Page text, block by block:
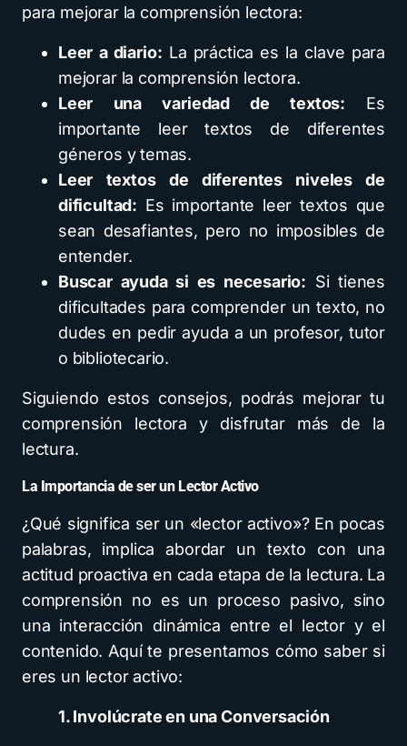
para mejorar la comprensión lectora:
Leer a diario: La práctica es la clave para
mejorar la comprensión lectora.
Leer una variedad de textos: Es
importante leer textos de diferentes
géneros y temas.
Leer textos de diferentes niveles de
dificultad: Es importante leer textos que
sean desafiantes, pero no imposibles de
entender.
Buscar ayuda si es necesario: Si tienes
dificultades para comprender un texto, no
dudes en pedir ayuda a un profesor, tutor
o bibliotecario.
Siguiendo estos consejos, podrás mejorar tu
comprensión lectora y disfrutar más de la
lectura.
La Importancia de ser un Lector Activo
¿Qué significa ser un «lector activo»? En pocas
palabras, implica abordar un texto con una
actitud proactiva en cada etapa de la lectura. La
comprensión no es un proceso pasivo, sino
una interacción dinámica entre el lector y el
contenido. Aquí te presentamos cómo saber si
eres un lector activo:
1. Involúcrate en una Conversación